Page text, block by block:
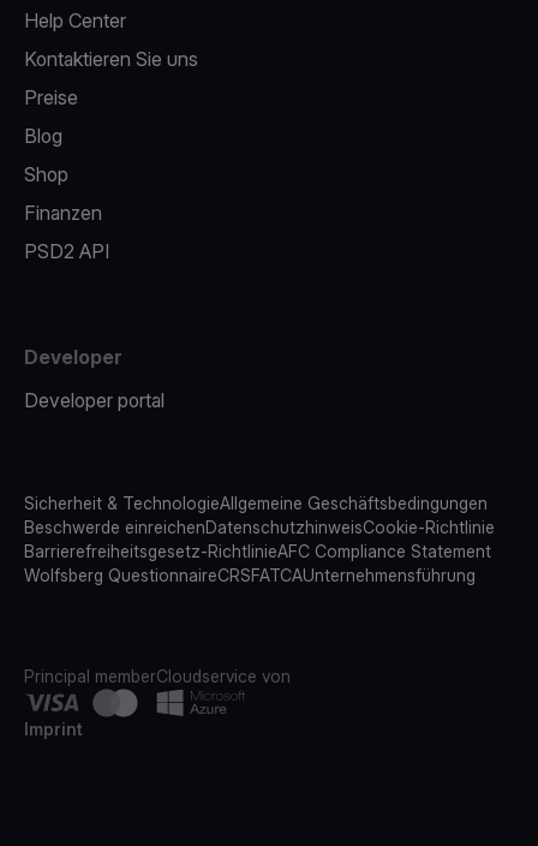
Help Center
Kontaktieren Sie uns
Preise
Blog
Shop
Finanzen
PSD2 API
Developer
Developer portal
Sicherheit & TechnologieAllgemeine Geschäftsbedingungen
Beschwerde einreichenDatenschutzhinweisCookie-Richtlinie
Barrierefreiheitsgesetz-RichtlinieAFC Compliance Statement
Wolfsberg QuestionnaireCRSFATCAUnternehmensführung
Principal memberCloudservice von
Imprint